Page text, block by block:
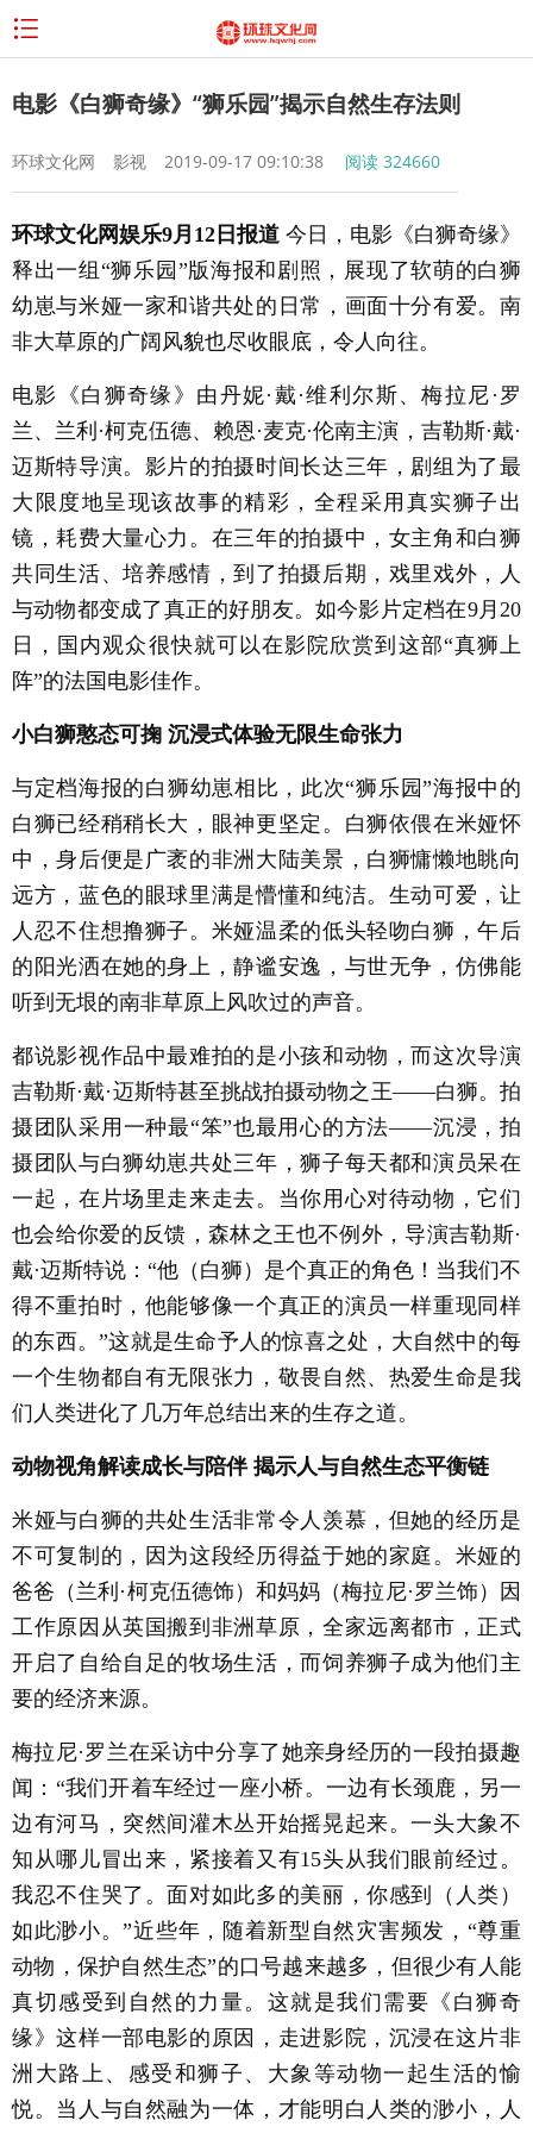
电影《白狮奇缘》“狮乐园”揭示自然生存法则
环球文化网 影视 2019-09-17 09:10:38 阅读 324660
环球文化网娱乐9月12日报道 今日，电影《白狮奇缘》
释出一组“狮乐园”版海报和剧照，展现了软萌的白狮
幼崽与米娅一家和谐共处的日常，画面十分有爱。南
非大草原的广阔风貌也尽收眼底，令人向往。
电影《白狮奇缘》由丹妮·戴·维利尔斯、梅拉尼·罗
兰、兰利·柯克伍德、赖恩·麦克·伦南主演，吉勒斯·戴·
迈斯特导演。影片的拍摄时间长达三年，剧组为了最
大限度地呈现该故事的精彩，全程采用真实狮子出
镜，耗费大量心力。在三年的拍摄中，女主角和白狮
共同生活、培养感情，到了拍摄后期，戏里戏外，人
与动物都变成了真正的好朋友。如今影片定档在9月20
日，国内观众很快就可以在影院欣赏到这部“真狮上
阵”的法国电影佳作。
小白狮憨态可掬 沉浸式体验无限生命张力
与定档海报的白狮幼崽相比，此次“狮乐园”海报中的
白狮已经稍稍长大，眼神更坚定。白狮依偎在米娅怀
中，身后便是广袤的非洲大陆美景，白狮慵懒地眺向
远方，蓝色的眼球里满是懵懂和纯洁。生动可爱，让
人忍不住想撸狮子。米娅温柔的低头轻吻白狮，午后
的阳光洒在她的身上，静谧安逸，与世无争，仿佛能
听到无垠的南非草原上风吹过的声音。
都说影视作品中最难拍的是小孩和动物，而这次导演
吉勒斯·戴·迈斯特甚至挑战拍摄动物之王——白狮。拍
摄团队采用一种最“笨”也最用心的方法——沉浸，拍
摄团队与白狮幼崽共处三年，狮子每天都和演员呆在
一起，在片场里走来走去。当你用心对待动物，它们
也会给你爱的反馈，森林之王也不例外，导演吉勒斯·
戴·迈斯特说：“他（白狮）是个真正的角色！当我们不
得不重拍时，他能够像一个真正的演员一样重现同样
的东西。”这就是生命予人的惊喜之处，大自然中的每
一个生物都自有无限张力，敬畏自然、热爱生命是我
们人类进化了几万年总结出来的生存之道。
动物视角解读成长与陪伴 揭示人与自然生态平衡链
米娅与白狮的共处生活非常令人羡慕，但她的经历是
不可复制的，因为这段经历得益于她的家庭。米娅的
爸爸（兰利·柯克伍德饰）和妈妈（梅拉尼·罗兰饰）因
工作原因从英国搬到非洲草原，全家远离都市，正式
开启了自给自足的牧场生活，而饲养狮子成为他们主
要的经济来源。
梅拉尼·罗兰在采访中分享了她亲身经历的一段拍摄趣
闻：“我们开着车经过一座小桥。一边有长颈鹿，另一
边有河马，突然间灌木丛开始摇晃起来。一头大象不
知从哪儿冒出来，紧接着又有15头从我们眼前经过。
我忍不住哭了。面对如此多的美丽，你感到（人类）
如此渺小。”近些年，随着新型自然灾害频发，“尊重
动物，保护自然生态”的口号越来越多，但很少有人能
真切感受到自然的力量。这就是我们需要《白狮奇
缘》这样一部电影的原因，走进影院，沉浸在这片非
洲大路上、感受和狮子、大象等动物一起生活的愉
悦。当人与自然融为一体，才能明白人类的渺小，人